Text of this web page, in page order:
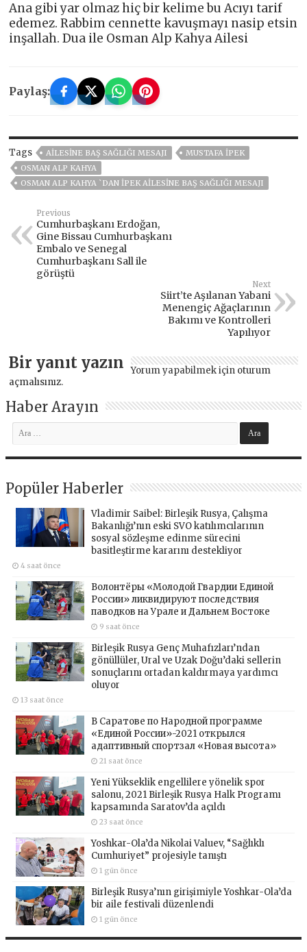
Ana gibi yar olmaz hiç bir kelime bu Acıyı tarif
edemez. Rabbim cennette kavuşmayı nasip etsin
inşallah. Dua ile Osman Alp Kahya Ailesi
Paylaş:
Tags AİLESİNE BAŞ SAĞLIĞI MESAJI
MUSTAFA İPEK
OSMAN ALP KAHYA
OSMAN ALP KAHYA `DAN İPEK AİLESİNE BAŞ SAĞLIĞI MESAJI
Previous
Cumhurbaşkanı Erdoğan,
Gine Bissau Cumhurbaşkanı
Embalo ve Senegal
Cumhurbaşkanı Sall ile
görüştü
Next
Siirt’te Aşılanan Yabani
Menengiç Ağaçlarının
Bakımı ve Kontrolleri
Yapılıyor
Bir yanıt yazın Yorum yapabilmek için oturum
açmalısınız.
Haber Arayın
Popüler Haberler
Vladimir Saibel: Birleşik Rusya, Çalışma
Bakanlığı’nın eski SVO katılımcılarının
sosyal sözleşme edinme sürecini
basitleştirme kararını destekliyor
4 saat önce
Волонтёры «Молодой Гвардии Единой
России» ликвидируют последствия
паводков на Урале и Дальнем Востоке
9 saat önce
Birleşik Rusya Genç Muhafızları’ndan
gönüllüler, Ural ve Uzak Doğu’daki sellerin
sonuçlarını ortadan kaldırmaya yardımcı
oluyor
13 saat önce
В Саратове по Народной программе
«Единой России»-2021 открылся
адаптивный спортзал «Новая высота»
21 saat önce
Yeni Yükseklik engellilere yönelik spor
salonu, 2021 Birleşik Rusya Halk Programı
kapsamında Saratov’da açıldı
23 saat önce
Yoshkar-Ola’da Nikolai Valuev, “Sağlıklı
Cumhuriyet” projesiyle tanıştı
1 gün önce
Birleşik Rusya’nın girişimiyle Yoshkar-Ola’da
bir aile festivali düzenlendi
1 gün önce